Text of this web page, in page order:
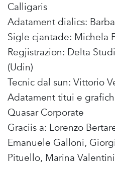
Calligaris
Adatament dialics:
Sigle cjantade: Michela
Regjistrazion: Delta
(Udin)
Tecnic dal sun: Vittorio
Adatament titui e
Quasar Corporate
Graciis a: Lorenzo
Emanuele Galloni,
Pituello, Marina